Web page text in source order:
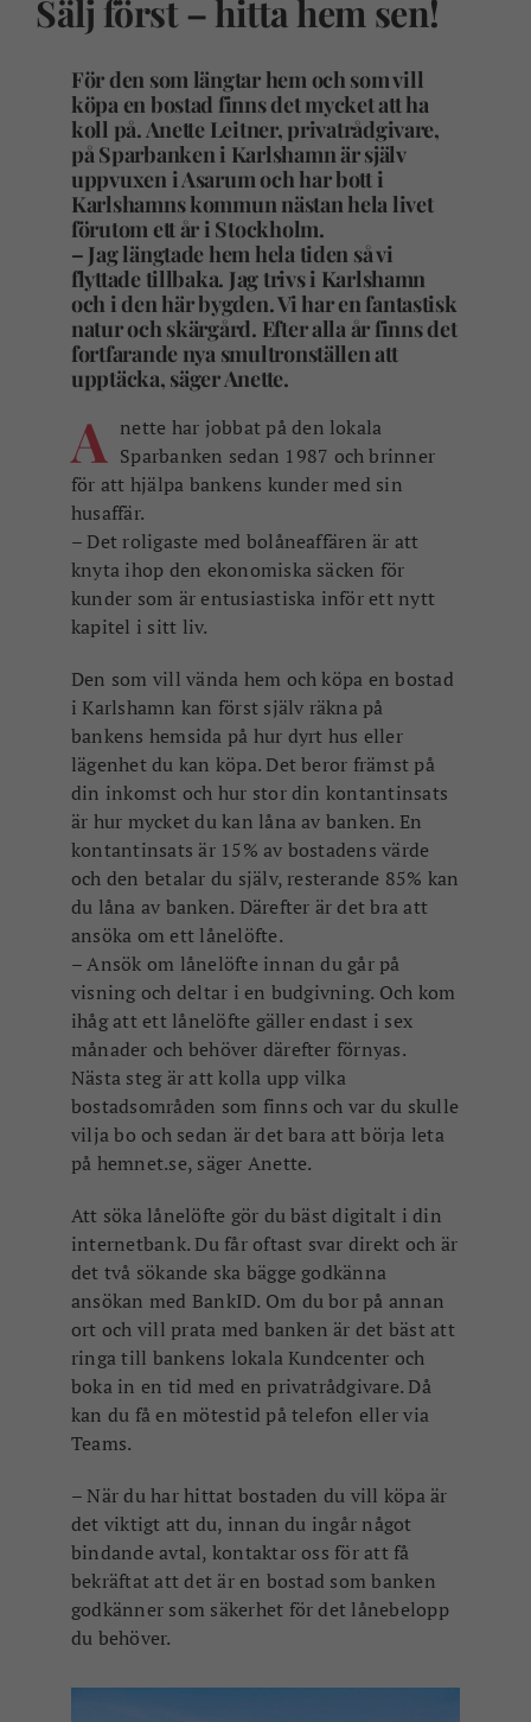
Sälj först – hitta hem sen!
För den som längtar hem och som vill
köpa en bostad finns det mycket att ha
koll på. Anette Leitner, privatrådgivare,
på Sparbanken i Karlshamn är själv
uppvuxen i Asarum och har bott i
Karlshamns kommun nästan hela livet
förutom ett år i Stockholm.
– Jag längtade hem hela tiden så vi
flyttade tillbaka. Jag trivs i Karlshamn
och i den här bygden. Vi har en fantastisk
natur och skärgård. Efter alla år finns det
fortfarande nya smultronställen att
upptäcka, säger Anette.
A nette har jobbat på den lokala
Sparbanken sedan 1987 och brinner
för att hjälpa bankens kunder med sin
husaffär.
– Det roligaste med bolåneaffären är att
knyta ihop den ekonomiska säcken för
kunder som är entusiastiska inför ett nytt
kapitel i sitt liv.
Den som vill vända hem och köpa en bostad
i Karlshamn kan först själv räkna på
bankens hemsida på hur dyrt hus eller
lägenhet du kan köpa. Det beror främst på
din inkomst och hur stor din kontantinsats
är hur mycket du kan låna av banken. En
kontantinsats är 15% av bostadens värde
och den betalar du själv, resterande 85% kan
du låna av banken. Därefter är det bra att
ansöka om ett lånelöfte.
– Ansök om lånelöfte innan du går på
visning och deltar i en budgivning. Och kom
ihåg att ett lånelöfte gäller endast i sex
månader och behöver därefter förnyas.
Nästa steg är att kolla upp vilka
bostadsområden som finns och var du skulle
vilja bo och sedan är det bara att börja leta
på hemnet.se, säger Anette.
Att söka lånelöfte gör du bäst digitalt i din
internetbank. Du får oftast svar direkt och är
det två sökande ska bägge godkänna
ansökan med BankID. Om du bor på annan
ort och vill prata med banken är det bäst att
ringa till bankens lokala Kundcenter och
boka in en tid med en privatrådgivare. Då
kan du få en mötestid på telefon eller via
Teams.
– När du har hittat bostaden du vill köpa är
det viktigt att du, innan du ingår något
bindande avtal, kontaktar oss för att få
bekräftat att det är en bostad som banken
godkänner som säkerhet för det lånebelopp
du behöver.